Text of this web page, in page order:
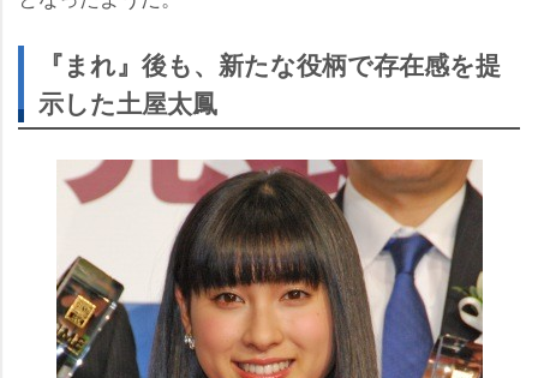
『まれ』後も、新たな役柄で存在感を提
示した土屋太鳳